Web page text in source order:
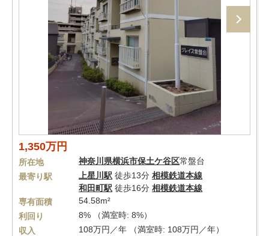
1,350万円
所在地 神奈川県横浜市保土ケ谷区常盤台
最寄り駅
上星川駅 徒歩13分 相模鉄道本線
和田町駅 徒歩16分 相模鉄道本線
専有面積
54.58m²
利回り
8% （満室時: 8%）
収入
108万円／年 （満室時: 108万円／年）